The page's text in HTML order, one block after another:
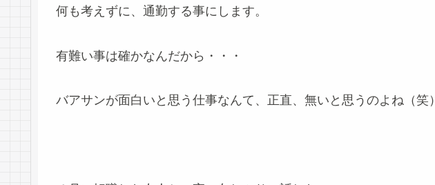
何も考えずに、通勤する事にします。
有難い事は確かなんだから・・・
バアサンが面白いと思う仕事なんて、正直、無いと思うのよね（笑）